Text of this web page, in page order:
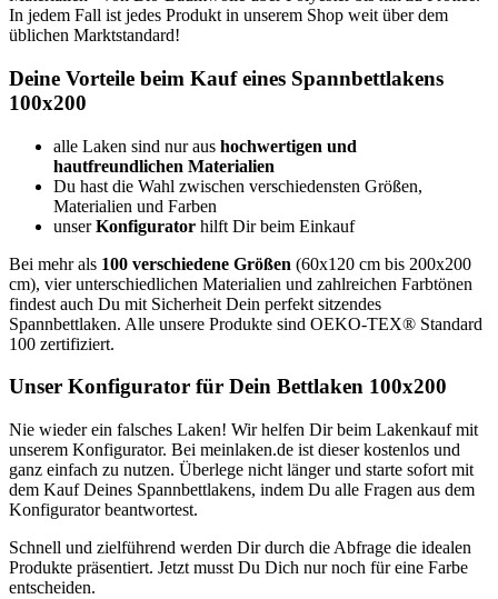
In jedem Fall ist jedes Produkt in unserem Shop weit über dem
üblichen Marktstandard!
Deine Vorteile beim Kauf eines Spannbettlakens
100x200
alle Laken sind nur aus hochwertigen und
hautfreundlichen Materialien
Du hast die Wahl zwischen verschiedensten Größen,
Materialien und Farben
unserKonfigurator hilft Dir beim Einkauf
Bei mehr als 100 verschiedene Größen (60x120 cm bis 200x200
cm), vier unterschiedlichen Materialien und zahlreichen Farbtönen
findest auch Du mit Sicherheit Dein perfekt sitzendes
Spannbettlaken. Alle unsere Produkte sind OEKO-TEX® Standard
100 zertifiziert.
Unser Konfigurator für Dein Bettlaken 100x200
Nie wieder ein falsches Laken! Wir helfen Dir beim Lakenkauf mit
unserem Konfigurator. Bei meinlaken.de ist dieser kostenlos und
ganz einfach zu nutzen. Überlege nicht länger und starte sofort mit
dem Kauf Deines Spannbettlakens, indem Du alle Fragen aus dem
Konfigurator beantwortest.
Schnell und zielführend werden Dir durch die Abfrage die idealen
Produkte präsentiert. Jetzt musst Du Dich nur noch für eine Farbe
entscheiden.